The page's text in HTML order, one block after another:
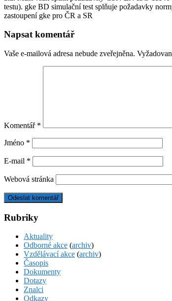
testu). gke BD simulační test splňuje požadavky
zastoupení gke pro ČR a SR
Napsat komentář
Vaše e-mailová adresa nebude zveřejněna.
Komentář *
Jméno *
E-mail *
Webová stránka
Rubriky
Aktuality
Odborné akce (archiv)
Vzdělávací akce (archiv)
Časopis
Dokumenty
Dotazy
Znalci
Odkazy